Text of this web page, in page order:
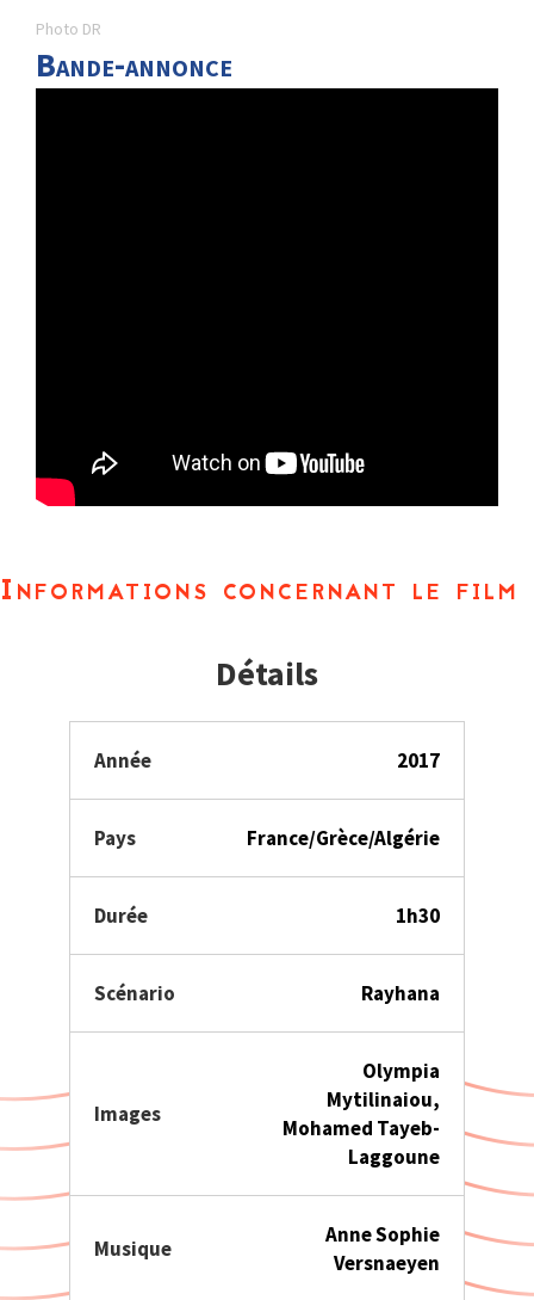
Photo DR
Bande-annonce
Informations concernant le film
Détails
Année 2017
Pays France/Grèce/Algérie
Durée 1h30
Scénario Rayhana
Images
Olympia
Mytilinaiou,
Mohamed Tayeb-
Laggoune
Musique
Anne Sophie
Versnaeyen